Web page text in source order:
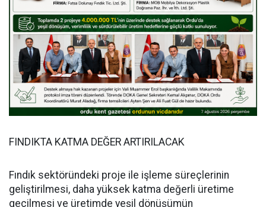
FINDIKTA KATMA DEĞER ARTIRILACAK
Fındık sektöründeki proje ile işleme süreçlerinin
geliştirilmesi, daha yüksek katma değerli üretime
geçilmesi ve üretimde yeşil dönüşümün